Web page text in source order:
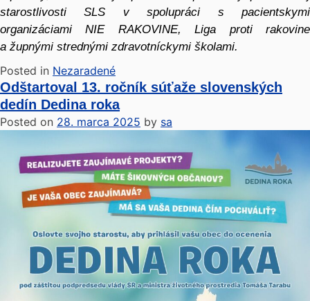
starostlivosti SLS v spolupráci s pacientskymi
organizáciami NIE RAKOVINE, Liga proti rakovine
a župnými strednými zdravotníckymi školami.
Posted in Nezaradené
Odštartoval 13. ročník súťaže slovenských
dedín Dedina roka
Posted on 28. marca 2025 by sa